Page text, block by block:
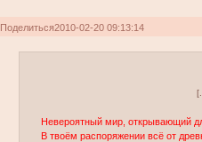
Поделиться2010-02-20 09:13:14
Невероятный мир, открывающий
В твоём распоряжении всё от